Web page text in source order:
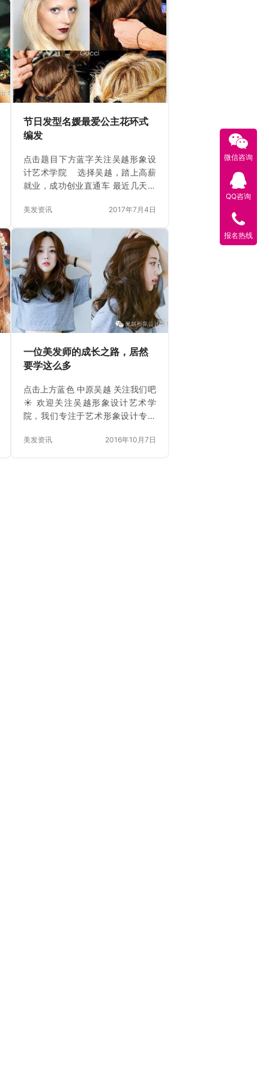
节日发型名媛最爱公主花环式
编发
点击题目下方蓝字关注吴越形象设
计艺术学院 选择吴越，踏上高薪
就业，成功创业直通车 最近几天风
的发型毁掉，这时候编发就是最佳
Palermo就知道了，在这个节日扎堆
的季节里，你不妨也来尝试一下，
换个风格，也换个好心情。 初级花
环式编发 如果自身编不来挽至脑后
的麻花辫，可以直接用扭转方式，
类似Gucci秀场的发型，即使头发不
够长也依旧可以打造。从前额中央
处将头发分为两等分，将耳朵上方
的头发扭转至脑后中…
美发资讯 2017年7月4日
一位美发师的成长之路，居然
要学这么多
点击上方蓝色 中原吴越 关注我们吧
☀ 欢迎关注吴越形象设计艺术学
院，我们专注于艺术形象设计专业
妆、摄影、美甲、色彩顾问、中医
美发资讯 2016年10月7日
微信咨询
QQ咨询
报名热线